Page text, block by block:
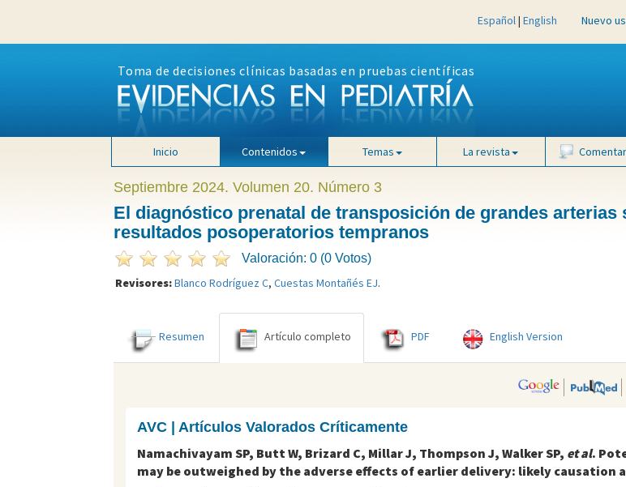
Español| English Nuevo
Toma de decisiones clínicas basadas en pruebas científicas
Inicio Contenidos Temas La revista
Septiembre 2024. Volumen 20. Número 3
El diagnóstico prenatal de transposición de grandes arterias
resultados posoperatorios tempranos
Valoración: 0 (0 Votos)
Revisores:Blanco Rodríguez C, Cuestas Montañés EJ.
Resumen Artículo completo PDF English Version
AVC | Artículos Valorados Críticamente
Namachivayam SP, Butt W, Brizard C, Millar J, Thompson J, Walker SP, et al.
may be outweighed by the adverse effects of earlier delivery: likely